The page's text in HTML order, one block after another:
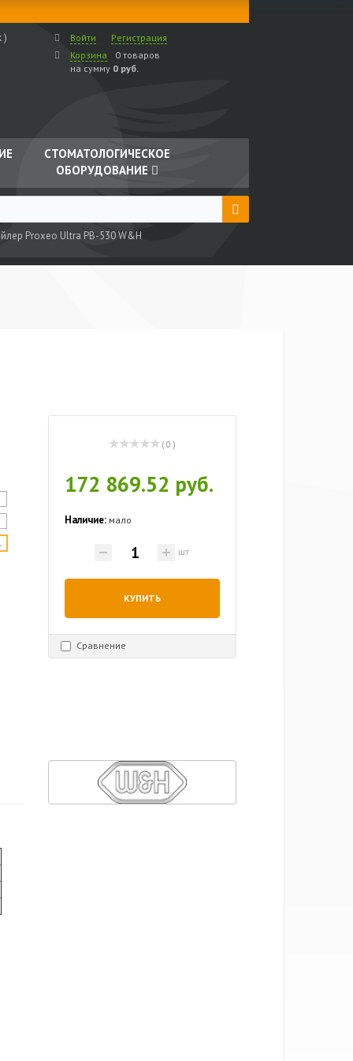
) Войти
Регистрация
Корзина
0 товаров
на сумму 0 руб.
СТОМАТОЛОГИЧЕСКОЕ
ОБОРУДОВАНИЕ
Proxeo Ultra PB-530 W&H
КОЛЬЦО
( 0 )
172 869.52 руб.
Наличие: мало
шт
КУПИТЬ
Сравнение